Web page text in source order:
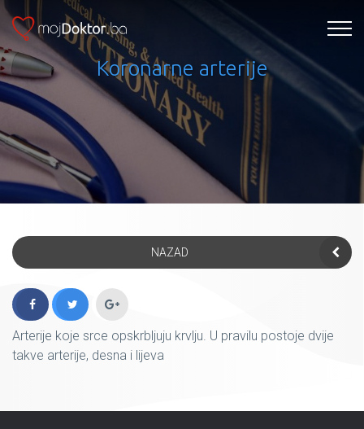
Koronarne arterije
NAZAD
Arterije koje srce opskrbljuju krvlju. U pravilu postoje dvije
takve arterije, desna i lijeva